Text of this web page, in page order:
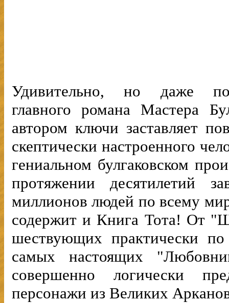
Удивительно, но даже
главного романа Мастера
автором ключи заставляет
скептически настроенного
гениальном булгаковском
протяжении десятилетий
миллионов людей по всему
содержит и Книга Тота! От
шествующих практически
самых настоящих
совершенно логически
персонажи из Великих